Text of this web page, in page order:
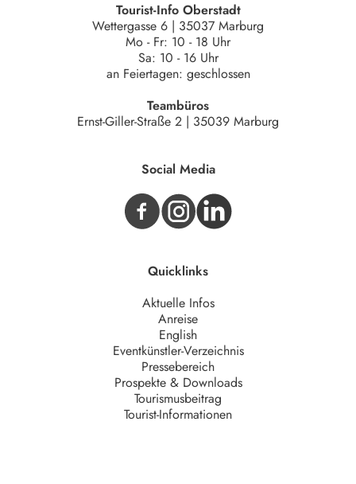
Tourist-Info Oberstadt
Wettergasse 6 | 35037 Marburg
Mo - Fr: 10 - 18 Uhr
Sa: 10 - 16 Uhr
an Feiertagen: geschlossen
Teambüros
Ernst-Giller-Straße 2 | 35039 Marburg
Social Media
Quicklinks
Aktuelle Infos
Anreise
English
Eventkünstler-Verzeichnis
Pressebereich
Prospekte & Downloads
Tourismusbeitrag
Tourist-Informationen